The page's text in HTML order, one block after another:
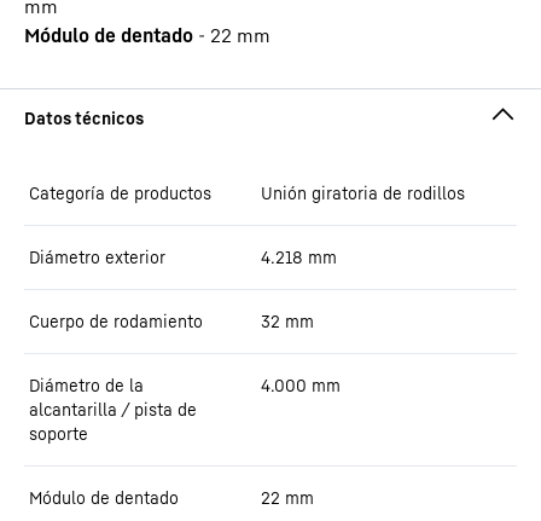
mm
Módulo de dentado - 22 mm
Categoría de productos Unión giratoria de rodillos
Diámetro exterior 4.218 mm
Cuerpo de rodamiento 32 mm
Diámetro de la
alcantarilla / pista de
soporte
4.000 mm
Módulo de dentado 22 mm